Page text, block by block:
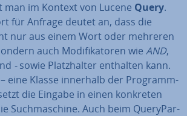
man im Kontext von Lucene Query.
für Anfrage deutet an, dass die
nur aus einem Wort oder mehreren
auch Mo­di­fi­ka­to­ren wie AND,
-sowie Platz­hal­ter enthalten kann.
eine Klasse innerhalb der Pro­gramm­
die Eingabe in einen konkreten
Such­ma­schi­ne. Auch beim Query­Par­